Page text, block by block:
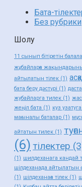
Бата-
Без рубрики
Шолу
11 сынып бітіретін
жұбайларға
айтылатын тілек (1)
бата беру дәстүрі (1)
жубайларга тилек (1) жас
жеңіл бата (1) куз
мағыналы баталар (1)
айтатын тилек (1)
(6) тілектер
(1) шилдеханага кандай
шілдеханада айтылатын
(1) шілдеханаға тілек (1)